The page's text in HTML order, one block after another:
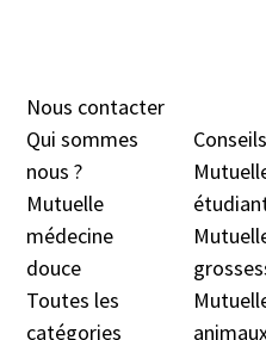
Nous contacter
Qui sommes
nous ?
Mutuelle
médecine
douce
Toutes les
catégories